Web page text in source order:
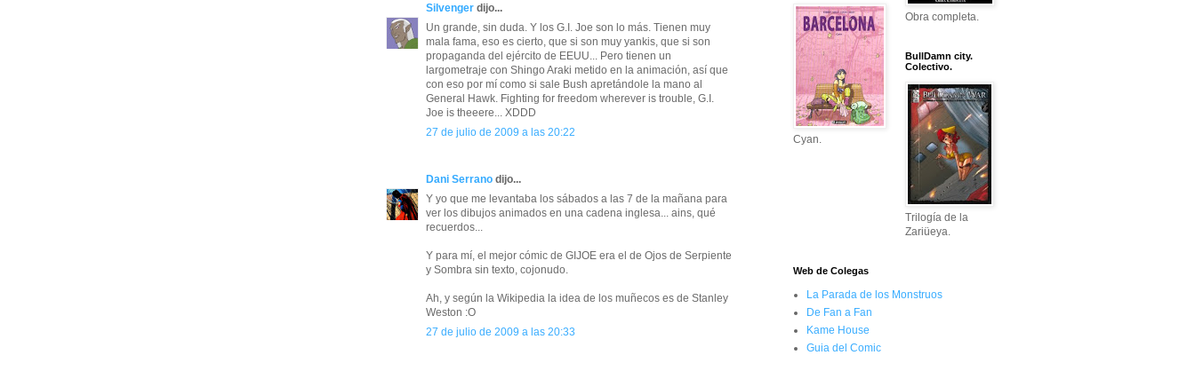
Silvenger dijo...
Un grande, sin duda. Y los G.I. Joe son lo más. Tienen muy
mala fama, eso es cierto, que si son muy yankis, que si son
propaganda del ejército de EEUU... Pero tienen un
largometraje con Shingo Araki metido en la animación, así que
con eso por mí como si sale Bush apretándole la mano al
General Hawk. Fighting for freedom wherever is trouble, G.I.
Joe is theeere... XDDD
27 de julio de 2009 a las 20:22
Dani Serrano dijo...
Y yo que me levantaba los sábados a las 7 de la mañana para
ver los dibujos animados en una cadena inglesa... ains, qué
recuerdos...
Y para mí, el mejor cómic de GIJOE era el de Ojos de Serpiente
y Sombra sin texto, cojonudo.
Ah, y según la Wikipedia la idea de los muñecos es de Stanley
Weston :O
27 de julio de 2009 a las 20:33
Cyan.
Obra completa.
BullDamn city.
Colectivo.
Trilogía de la
Zariüeya.
Web de Colegas
La Parada de los Monstruos
De Fan a Fan
Kame House
Guia del Comic